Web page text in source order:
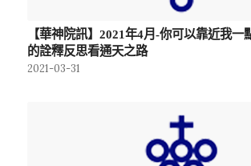
【華神院訊】2021年4月-你可以靠近我
的詮釋反思看通天之路
2021-03-31